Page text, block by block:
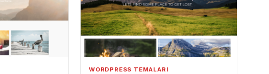
WORDPRESS TEMALARI